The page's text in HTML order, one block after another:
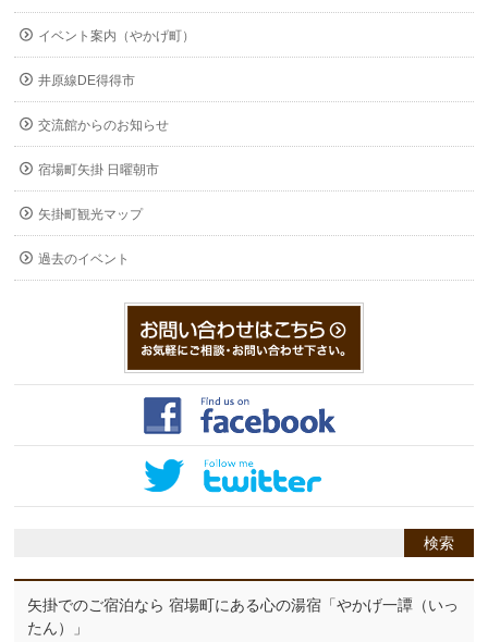
イベント案内（やかげ町）
井原線DE得得市
交流館からのお知らせ
宿場町矢掛 日曜朝市
矢掛町観光マップ
過去のイベント
矢掛でのご宿泊なら 宿場町にある心の湯宿「やかげ一譚（いっ
たん）」